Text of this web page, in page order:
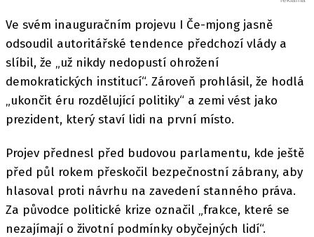
Ve svém inauguračním projevu I Če-mjong jasně
odsoudil autoritářské tendence předchozí vlády a
slíbil, že „už nikdy nedopustí ohrožení
demokratických institucí“. Zároveň prohlásil, že hodlá
„ukončit éru rozdělující politiky“ a zemi vést jako
prezident, který staví lidi na první místo.
Projev přednesl před budovou parlamentu, kde ještě
před půl rokem přeskočil bezpečnostní zábrany, aby
hlasoval proti návrhu na zavedení stanného práva.
Za původce politické krize označil „frakce, které se
nezajímají o životní podmínky obyčejných lidí“.